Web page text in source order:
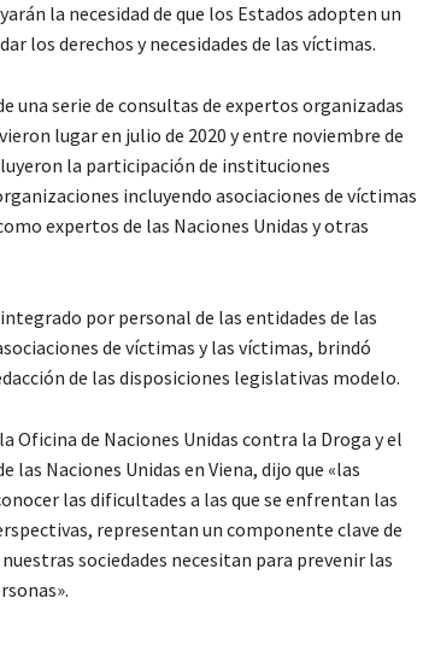
la necesidad de que los Estados adopten un
los derechos y necesidades de las víctimas.
una serie de consultas de expertos organizadas
lugar en julio de 2020 y entre noviembre de
la participación de instituciones
incluyendo asociaciones de víctimas
expertos de las Naciones Unidas y otras
por personal de las entidades de las
de víctimas y las víctimas, brindó
de las disposiciones legislativas modelo.
Oficina de Naciones Unidas contra la Droga y el
Naciones Unidas en Viena, dijo que «las
las dificultades a las que se enfrentan las
representan un componente clave de
sociedades necesitan para prevenir las